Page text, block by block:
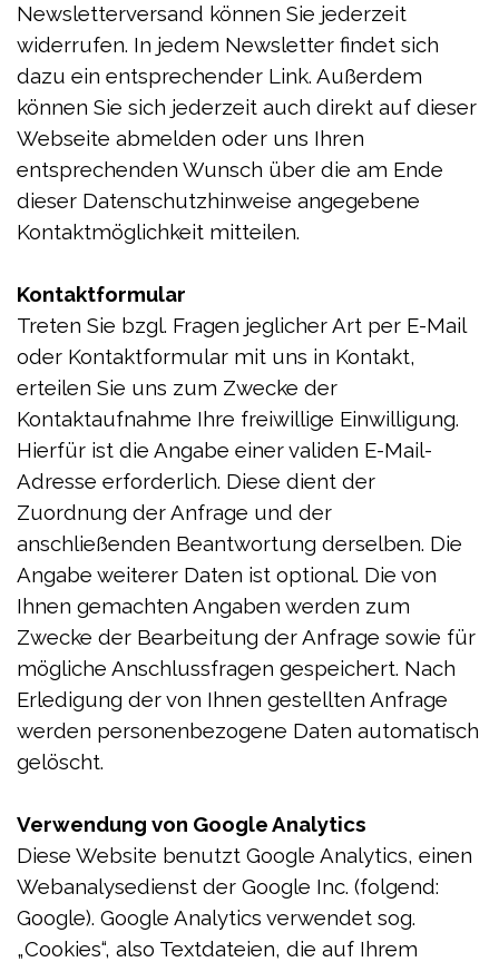
Newsletterversand können Sie jederzeit
widerrufen. In jedem Newsletter findet sich
dazu ein entsprechender Link. Außerdem
können Sie sich jederzeit auch direkt auf dieser
Webseite abmelden oder uns Ihren
entsprechenden Wunsch über die am Ende
dieser Datenschutzhinweise angegebene
Kontaktmöglichkeit mitteilen.
Kontaktformular
Treten Sie bzgl. Fragen jeglicher Art per E-Mail
oder Kontaktformular mit uns in Kontakt,
erteilen Sie uns zum Zwecke der
Kontaktaufnahme Ihre freiwillige Einwilligung.
Hierfür ist die Angabe einer validen E-Mail-
Adresse erforderlich. Diese dient der
Zuordnung der Anfrage und der
anschließenden Beantwortung derselben. Die
Angabe weiterer Daten ist optional. Die von
Ihnen gemachten Angaben werden zum
Zwecke der Bearbeitung der Anfrage sowie für
mögliche Anschlussfragen gespeichert. Nach
Erledigung der von Ihnen gestellten Anfrage
werden personenbezogene Daten automatisch
gelöscht.
Verwendung von Google Analytics
Diese Website benutzt Google Analytics, einen
Webanalysedienst der Google Inc. (folgend:
Google). Google Analytics verwendet sog.
„Cookies“, also Textdateien, die auf Ihrem